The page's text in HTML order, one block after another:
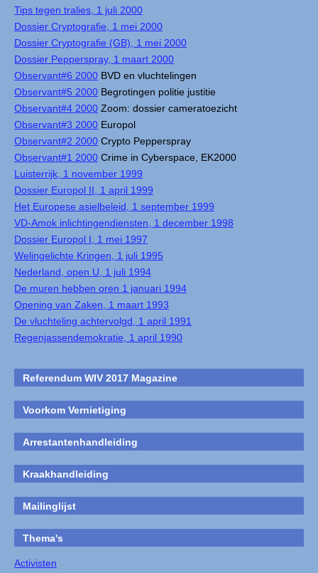
Tips tegen tralies, 1 juli 2000
Dossier Cryptografie, 1 mei 2000
Dossier Cryptografie (GB), 1 mei 2000
Dossier Pepperspray, 1 maart 2000
Observant#6 2000 BVD en vluchtelingen
Observant#5 2000 Begrotingen politie justitie
Observant#4 2000 Zoom: dossier cameratoezicht
Observant#3 2000 Europol
Observant#2 2000 Crypto Pepperspray
Observant#1 2000 Crime in Cyberspace, EK2000
Luisterrijk, 1 november 1999
Dossier Europol II, 1 april 1999
Het Europese asielbeleid, 1 september 1999
VD-Amok inlichtingendiensten, 1 december 1998
Dossier Europol I, 1 mei 1997
Welingelichte Kringen, 1 juli 1995
Nederland, open U, 1 juli 1994
De muren hebben oren 1 januari 1994
Opening van Zaken, 1 maart 1993
De vluchteling achtervolgd, 1 april 1991
Regenjassendemokratie, 1 april 1990
Referendum WIV 2017 Magazine
Voorkom Vernietiging
Arrestantenhandleiding
Kraakhandleiding
Mailinglijst
Thema's
Activisten